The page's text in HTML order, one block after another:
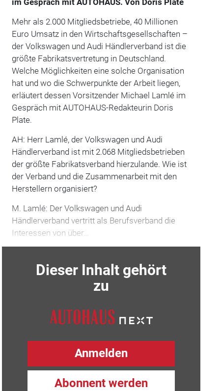
Mehr als 2.000 Mitgliedsbetriebe, 40 Millionen
Euro Umsatz in den Wirtschaftsgesellschaften –
der Volkswagen und Audi Händlerverband ist die
größte Fabrikatsvertretung in Deutschland.
Welche Möglichkeiten eine solche Organisation
hat und wo die Schwerpunkte der Arbeit liegen,
erläutert dessen Vorsitzender Michael Lamlé im
Gespräch mit AUTOHAUS-Redakteurin Doris
Plate.
AH: Herr Lamlé, der Volkswagen und Audi
Händlerverband ist mit 2.068 Mitgliedsbetrieben
der größte Fabrikatsverband hierzulande. Wie ist
der Verband und die Zusammenarbeit mit den
Herstellern organisiert?
M. Lamlé: Der Volkswagen und Audi
Händlerverband vertritt als Berufsverband die
Interessen von über…
Dieser Inhalt gehört
zu
Anmelden
Abonnent werden